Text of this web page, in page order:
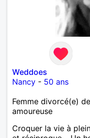
Weddoes
Nancy - 50 ans
Femme divorcé(e)
amoureuse
Croquer la vie à